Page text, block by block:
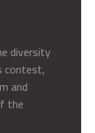
diversity
contest,
and
the